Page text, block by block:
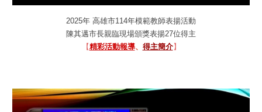
2025年 高雄市114年模範教師表揚活動
陳其邁市長親臨現場頒獎表揚27位得主
【精彩活動報導、 得主簡介】